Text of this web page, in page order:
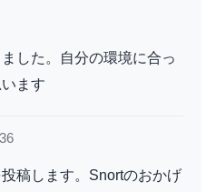
した。自分の環境に合っ
ます
稿します。Snortのおかげ